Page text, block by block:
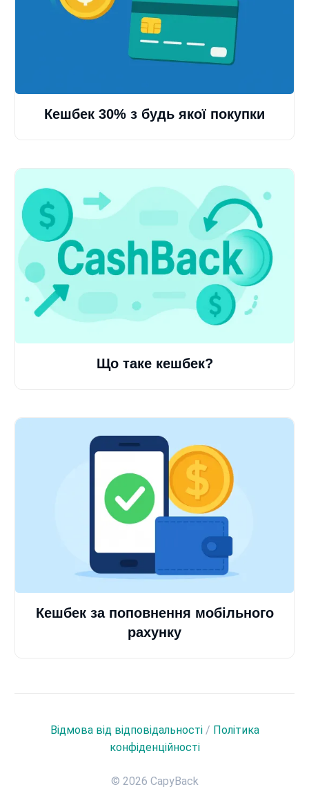
Кешбек 30% з будь якої покупки
Що таке кешбек?
Кешбек за поповнення мобільного
рахунку
Відмова від відповідальності/ Політика
конфіденційності
© 2026 CapyBack